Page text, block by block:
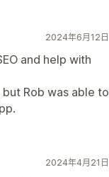
2024年6月12日
and help with
Rob was able to
2024年4月21日